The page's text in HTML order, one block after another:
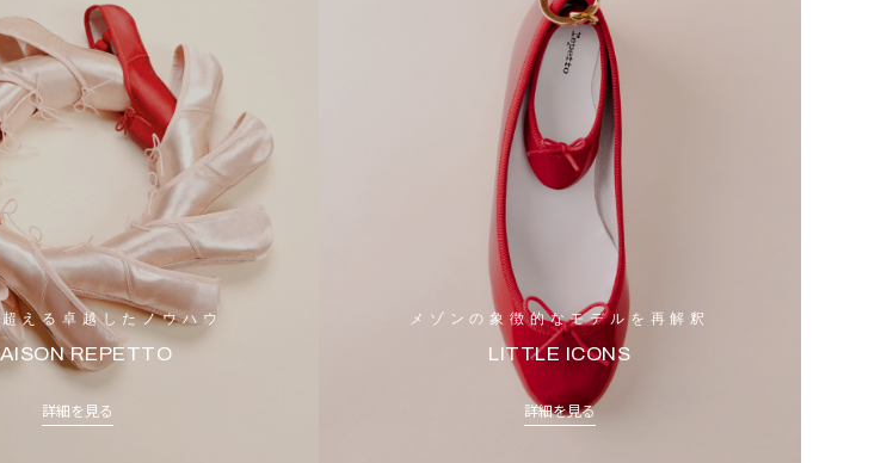
える卓越したノウハウ
REPETTO
詳細を見る
メゾンの象徴的なモデルを再解釈
LITTLE ICONS
詳細を見る